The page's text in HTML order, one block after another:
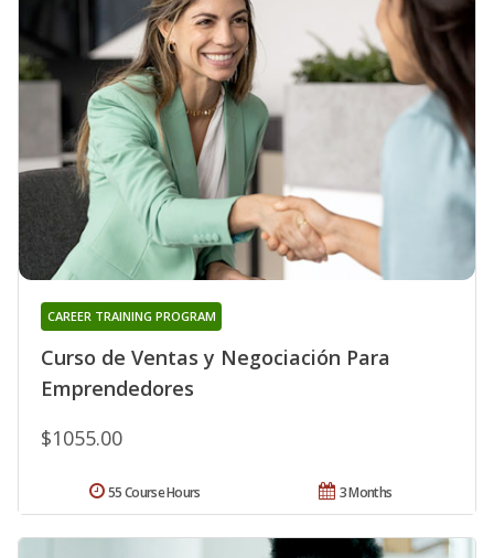
Curso de Ventas y Negociación Para
Emprendedores
CAREER TRAINING PROGRAM
$1055.00
3 Months
55 Course Hours